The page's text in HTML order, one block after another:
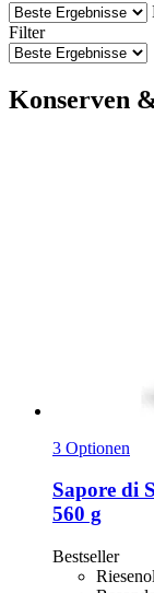
Filter
Konserven
3 Optionen
Sapore di
560 g
Bestseller